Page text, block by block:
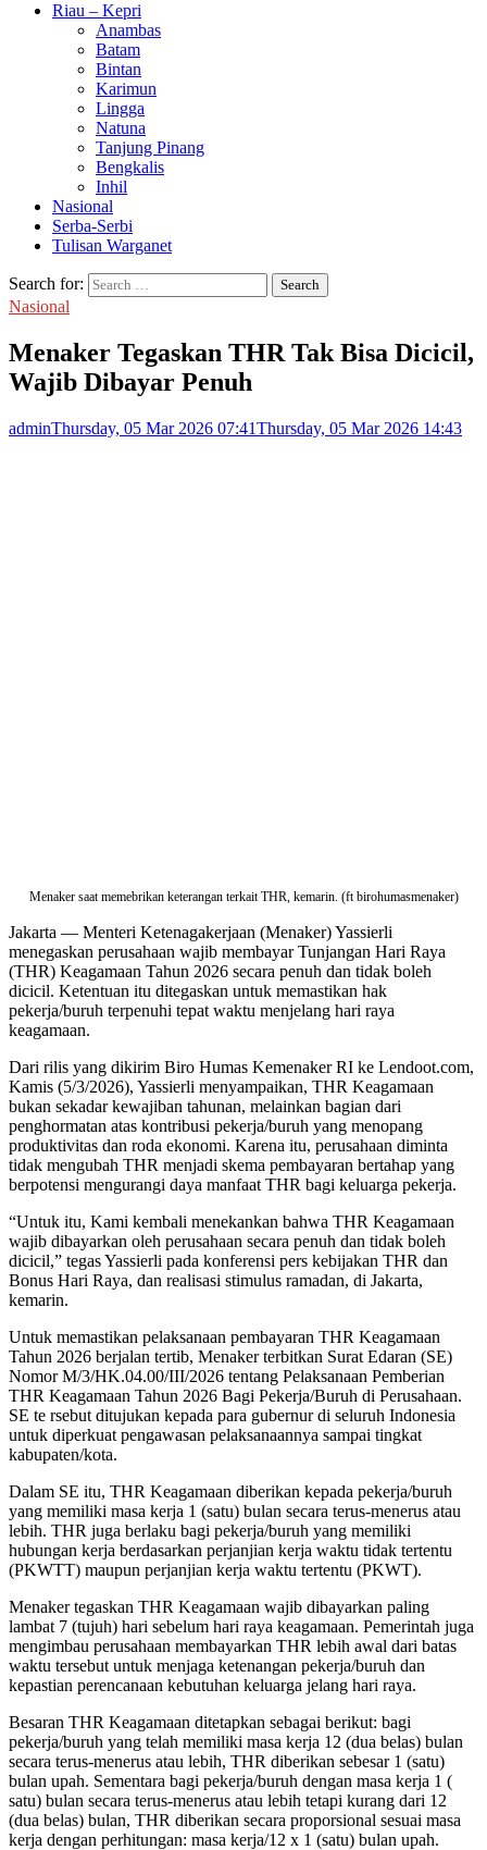
Riau – Kepri
Anambas
Batam
Bintan
Karimun
Lingga
Natuna
Tanjung Pinang
Bengkalis
Inhil
Nasional
Serba-Serbi
Tulisan Warganet
Search for:
Nasional
Menaker Tegaskan THR Tak Bisa Dicicil,
Wajib Dibayar Penuh
adminThursday, 05 Mar 2026 07:41Thursday, 05 Mar 2026 14:43
Menaker saat memebrikan keterangan terkait THR, kemarin. (ft birohumasmenaker)
Jakarta — Menteri Ketenagakerjaan (Menaker) Yassierli
menegaskan perusahaan wajib membayar Tunjangan Hari Raya
(THR) Keagamaan Tahun 2026 secara penuh dan tidak boleh
dicicil. Ketentuan itu ditegaskan untuk memastikan hak
pekerja/buruh terpenuhi tepat waktu menjelang hari raya
keagamaan.
Dari rilis yang dikirim Biro Humas Kemenaker RI ke Lendoot.com,
Kamis (5/3/2026), Yassierli menyampaikan, THR Keagamaan
bukan sekadar kewajiban tahunan, melainkan bagian dari
penghormatan atas kontribusi pekerja/buruh yang menopang
produktivitas dan roda ekonomi. Karena itu, perusahaan diminta
tidak mengubah THR menjadi skema pembayaran bertahap yang
berpotensi mengurangi daya manfaat THR bagi keluarga pekerja.
“Untuk itu, Kami kembali menekankan bahwa THR Keagamaan
wajib dibayarkan oleh perusahaan secara penuh dan tidak boleh
dicicil,” tegas Yassierli pada konferensi pers kebijakan THR dan
Bonus Hari Raya, dan realisasi stimulus ramadan, di Jakarta,
kemarin.
Untuk memastikan pelaksanaan pembayaran THR Keagamaan
Tahun 2026 berjalan tertib, Menaker terbitkan Surat Edaran (SE)
Nomor M/3/HK.04.00/III/2026 tentang Pelaksanaan Pemberian
THR Keagamaan Tahun 2026 Bagi Pekerja/Buruh di Perusahaan.
SE te rsebut ditujukan kepada para gubernur di seluruh Indonesia
untuk diperkuat pengawasan pelaksanaannya sampai tingkat
kabupaten/kota.
Dalam SE itu, THR Keagamaan diberikan kepada pekerja/buruh
yang memiliki masa kerja 1 (satu) bulan secara terus-menerus atau
lebih. THR juga berlaku bagi pekerja/buruh yang memiliki
hubungan kerja berdasarkan perjanjian kerja waktu tidak tertentu
(PKWTT) maupun perjanjian kerja waktu tertentu (PKWT).
Menaker tegaskan THR Keagamaan wajib dibayarkan paling
lambat 7 (tujuh) hari sebelum hari raya keagamaan. Pemerintah juga
mengimbau perusahaan membayarkan THR lebih awal dari batas
waktu tersebut untuk menjaga ketenangan pekerja/buruh dan
kepastian perencanaan kebutuhan keluarga jelang hari raya.
Besaran THR Keagamaan ditetapkan sebagai berikut: bagi
pekerja/buruh yang telah memiliki masa kerja 12 (dua belas) bulan
secara terus-menerus atau lebih, THR diberikan sebesar 1 (satu)
bulan upah. Sementara bagi pekerja/buruh dengan masa kerja 1 (
satu) bulan secara terus-menerus atau lebih tetapi kurang dari 12
(dua belas) bulan, THR diberikan secara proporsional sesuai masa
kerja dengan perhitungan: masa kerja/12 x 1 (satu) bulan upah.